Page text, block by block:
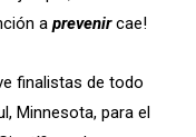
a prevenircae!
finalistas de todo
Minnesota, para el